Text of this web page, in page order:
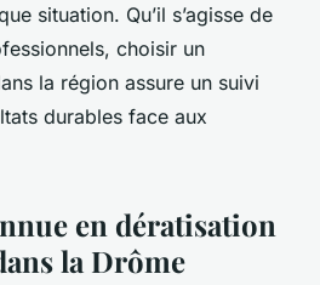
situation. Qu’il s’agisse de
choisir un
la région assure un suivi
durables face aux
en dératisation
la Drôme